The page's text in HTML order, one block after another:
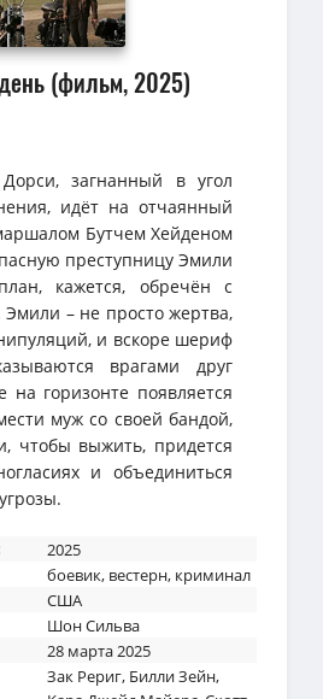
(фильм, 2025)
загнанный в угол
идёт на отчаянный
Бутчем Хейденом
преступницу Эмили
кажется, обречён с
Эмили – не просто жертва,
и вскоре шериф
врагами друг
на горизонте появляется
муж со своей бандой,
чтобы выжить, придется
и объединиться
2025
боевик, вестерн, криминал
США
Шон Сильва
28 марта 2025
Зак Рериг, Билли Зейн,